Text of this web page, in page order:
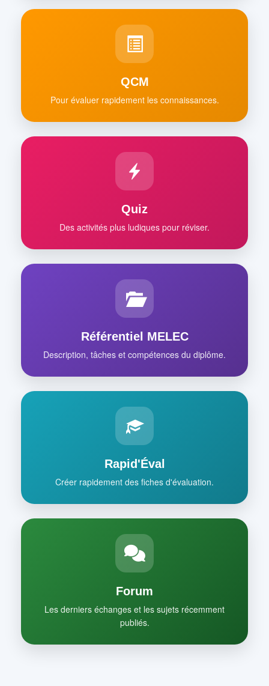
QCM
Pour évaluer rapidement les connaissances.
Quiz
Des activités plus ludiques pour réviser.
Référentiel MELEC
Description, tâches et compétences du diplôme.
Rapid'Éval
Créer rapidement des fiches d'évaluation.
Forum
Les derniers échanges et les sujets récemment
publiés.